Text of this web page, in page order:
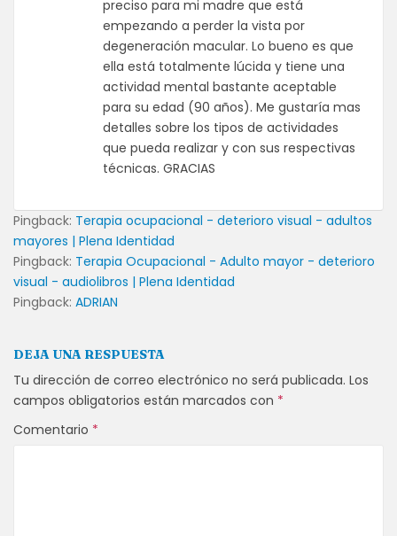
preciso para mi madre que está
empezando a perder la vista por
degeneración macular. Lo bueno es que
ella está totalmente lúcida y tiene una
actividad mental bastante aceptable
para su edad (90 años). Me gustaría mas
detalles sobre los tipos de actividades
que pueda realizar y con sus respectivas
técnicas. GRACIAS
Pingback: Terapia ocupacional - deterioro visual - adultos
mayores | Plena Identidad
Pingback: Terapia Ocupacional - Adulto mayor - deterioro
visual - audiolibros | Plena Identidad
Pingback: ADRIAN
DEJA UNA RESPUESTA
Tu dirección de correo electrónico no será publicada. Los
campos obligatorios están marcados con *
Comentario *